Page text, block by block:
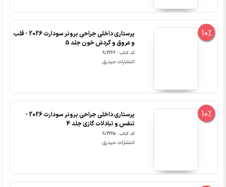
10%
پرستاری داخلی جراحی برونر سودارث 2026 - قلب
و عروق و گردش خون جلد 5
کد کتاب : 202266
انتشارات حیدری
10%
پرستاری داخلی جراحی برونر سودارث 2026 -
تنفس و تبادلات گازی جلد 4
کد کتاب : 202265
انتشارات حیدری